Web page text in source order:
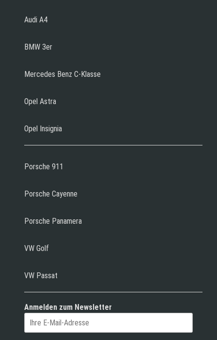
Audi A4
BMW 3er
Mercedes Benz C-Klasse
Opel Astra
Opel Insignia
Porsche 911
Porsche Cayenne
Porsche Panamera
VW Golf
VW Passat
Anmelden zum Newsletter